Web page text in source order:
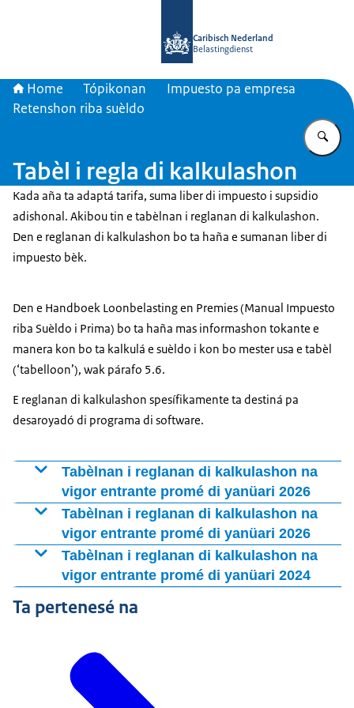
Caribisch Nederland
Belastingdienst
Home Tópikonan
Impuesto pa empresa
Retenshon riba suèldo
Tabèl i regla di kalkulashon
Kada aña ta adaptá tarifa, suma liber di impuesto i supsidio
adishonal. Akibou tin e tabèlnan i reglanan di kalkulashon.
Den e reglanan di kalkulashon bo ta haña e sumanan liber di
impuesto bèk.
Den e Handboek Loonbelasting en Premies (Manual Impuesto
riba Suèldo i Prima) bo ta haña mas informashon tokante e
manera kon bo ta kalkulá e suèldo i kon bo mester usa e tabèl
(‘tabelloon’), wak párafo 5.6.
E reglanan di kalkulashon spesífikamente ta destiná pa
desaroyadó di programa di software.
Tabèlnan i reglanan di kalkulashon na
vigor entrante promé di yanüari 2026
Regla di kalkulashon
Splikashon
Tabèl di mitar dia
Tabèl di dia
Tabèl di luna
Tabèl di kinsena
Tabèl di impuesto final
Tabèl di remunerashon spesial 2026
Tabèlnan i reglanan di kalkulashon na
vigor entrante promé di yanüari 2026
Regla di kalkulashon
Splikashon
Tabèl di dia
Tabèl di luna
Tabèl di kuartal
Tabèl di kinsena
Tabèlnan i reglanan di kalkulashon na
vigor entrante promé di yanüari 2024
Regla di kalkulashon
Splikashon
Tabèl di dia
Tabèl di siman
Tabèl di luna
Ta pertenesé na